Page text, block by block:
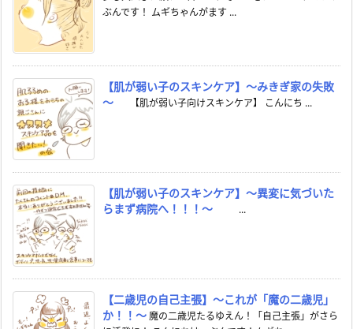
ぶんです！ ムギちゃんがます ...
【肌が弱い子のスキンケア】～みきぎ家の失敗
～
【肌が弱い子向けスキンケア】 こんにち ...
【肌が弱い子のスキンケア】～異変に気づいた
らまず病院へ！！！～
...
【二歳児の自己主張】～これが「魔の二歳児」
か！！～ 魔の二歳児たるゆえん！「自己主張」がさら